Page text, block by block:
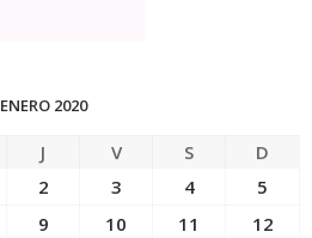
ENERO 2020
J V S
D
2 3 4
5
9 10 11
12